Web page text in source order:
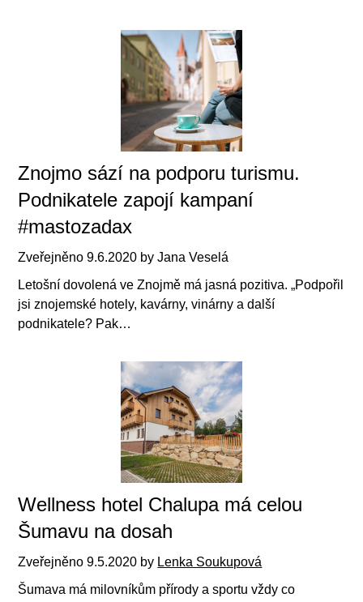
Znojmo sází na podporu turismu.
Podnikatele zapojí kampaní
#mastozadax
Zveřejněno9.6.2020 byJana Veselá
Letošní dovolená ve Znojmě má jasná pozitiva. „Podpořil
jsi znojemské hotely, kavárny, vinárny a další
podnikatele? Pak…
Wellness hotel Chalupa má celou
Šumavu na dosah
Zveřejněno9.5.2020 by Lenka Soukupová
Šumava má milovníkům přírody a sportu vždy co